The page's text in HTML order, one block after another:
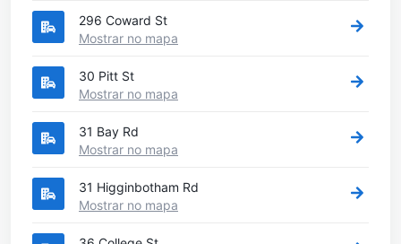
296 Coward St
Mostrar no mapa
30 Pitt St
Mostrar no mapa
31 Bay Rd
Mostrar no mapa
31 Higginbotham Rd
Mostrar no mapa